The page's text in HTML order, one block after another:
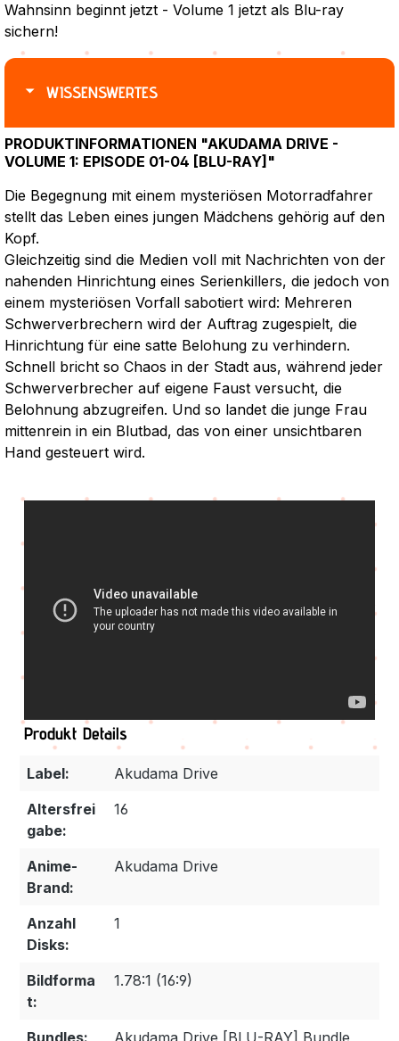
Wahnsinn beginnt jetzt - Volume 1 jetzt als Blu-ray
sichern!
WISSENSWERTES
PRODUKTINFORMATIONEN "AKUDAMA DRIVE -
VOLUME 1: EPISODE 01-04 [BLU-RAY]"
Die Begegnung mit einem mysteriösen Motorradfahrer
stellt das Leben eines jungen Mädchens gehörig auf den
Kopf.
Gleichzeitig sind die Medien voll mit Nachrichten von der
nahenden Hinrichtung eines Serienkillers, die jedoch von
einem mysteriösen Vorfall sabotiert wird: Mehreren
Schwerverbrechern wird der Auftrag zugespielt, die
Hinrichtung für eine satte Belohung zu verhindern.
Schnell bricht so Chaos in der Stadt aus, während jeder
Schwerverbrecher auf eigene Faust versucht, die
Belohnung abzugreifen. Und so landet die junge Frau
mittenrein in ein Blutbad, das von einer unsichtbaren
Hand gesteuert wird.
Produkt Details
Label:
Akudama Drive
Altersfrei
gabe:
16
Anime-
Brand:
Akudama Drive
Anzahl
Disks:
1
Bildforma
t:
1.78:1 (16:9)